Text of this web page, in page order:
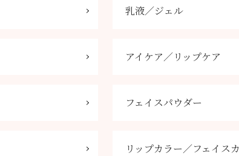
乳液／ジェル
アイケア／リップケア
フェイスパウダー
リップカラー／フェイス